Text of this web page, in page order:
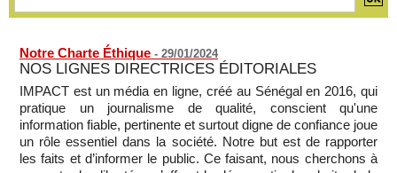
rupture diplomatique » entre les 2 pays
Notre Charte Éthique - 29/01/2024
NOS LIGNES DIRECTRICES ÉDITORIALES
IMPACT est un média en ligne, créé au Sénégal en 2016, qui
pratique un journalisme de qualité, conscient qu'une
information fiable, pertinente et surtout digne de confiance joue
un rôle essentiel dans la société. Notre but est de rapporter
les faits et d’informer le public. Ce faisant, nous cherchons à